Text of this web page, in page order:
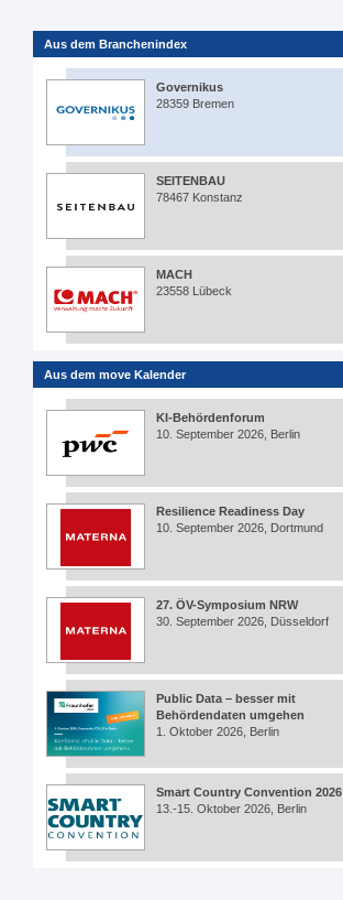
Aus dem Branchenindex
Governikus
28359 Bremen
SEITENBAU
78467 Konstanz
MACH
23558 Lübeck
Aus dem move Kalender
KI-Behördenforum
10. September 2026, Berlin
Resilience Readiness Day
10. September 2026, Dortmund
27. ÖV-Symposium NRW
30. September 2026, Düsseldorf
Public Data – besser mit
Behördendaten umgehen
1. Oktober 2026, Berlin
Smart Country Convention 2026
13.-15. Oktober 2026, Berlin